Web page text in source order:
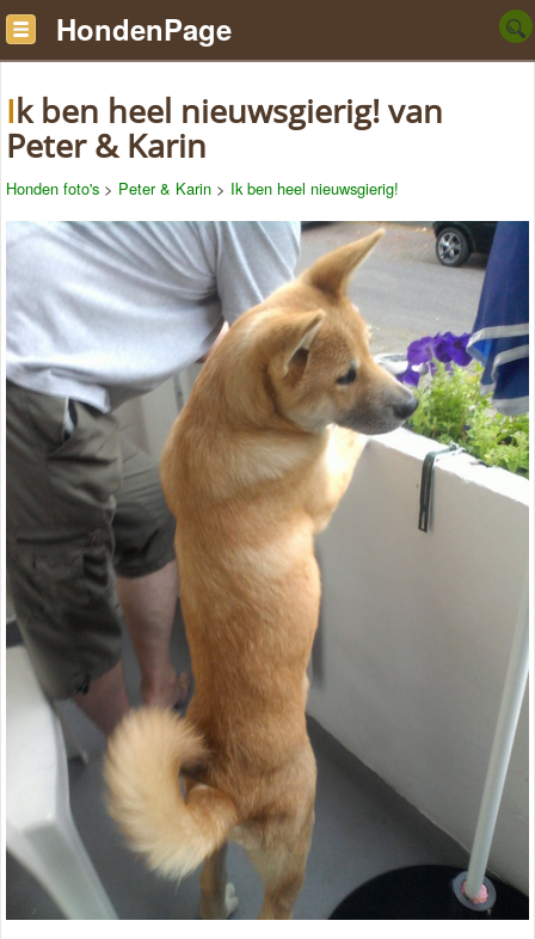
HondenPage
Ik ben heel nieuwsgierig! van
Peter & Karin
Honden foto's > Peter & Karin > Ik ben heel nieuwsgierig!